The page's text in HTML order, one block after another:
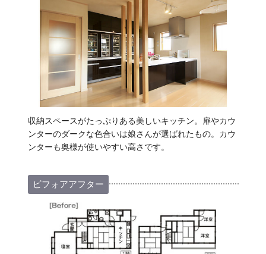
収納スペースがたっぷりある美しいキッチン。扉やカウ
ンターのダークな色合いは娘さんが選ばれたもの。カウ
ンターも奥様が使いやすい高さです。
ビフォアアフター